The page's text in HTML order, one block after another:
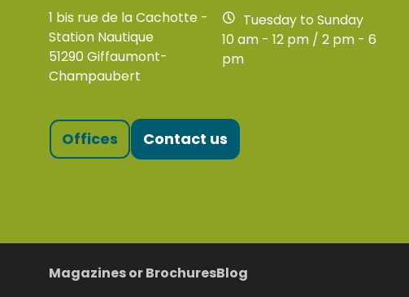
1 bis rue de la Cachotte -
Station Nautique
51290 Giffaumont-
Champaubert
Tuesday to Sunday
10 am - 12 pm / 2 pm - 6
pm
Offices Contact us
Magazines or BrochuresBlog